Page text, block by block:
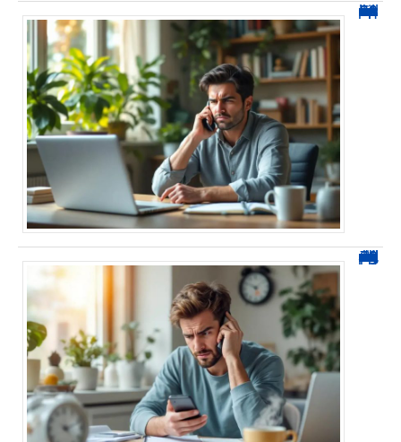
0270 spam : reconnaître ces appels et les bloquer sans erreur
0270 démarchage : comment repérer, bloquer et signaler ces appels